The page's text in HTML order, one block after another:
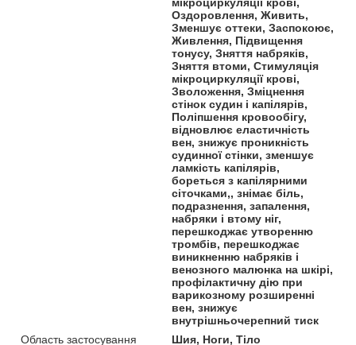
мікроциркуляції крові,
Оздоровлення, Живить,
Зменшує оттеки, Заспокоює,
Живлення, Підвищення
тонусу, Зняття набряків,
Зняття втоми, Стимуляція
мікроциркуляції крові,
Зволоження, Зміцнення
стінок судин і капілярів,
Поліпшення кровообігу,
відновлює еластичність
вен, знижує проникність
судинної стінки, зменшує
ламкість капілярів,
бореться з капілярними
сіточками,, знімає біль,
подразнення, запалення,
набряки і втому ніг,
перешкоджає утворенню
тромбів, перешкоджає
виникненню набряків і
венозного малюнка на шкірі,
профілактичну дію при
варикозному розширенні
вен, знижує
внутрішньочерепний тиск
Область застосування
Шия, Ноги, Тіло